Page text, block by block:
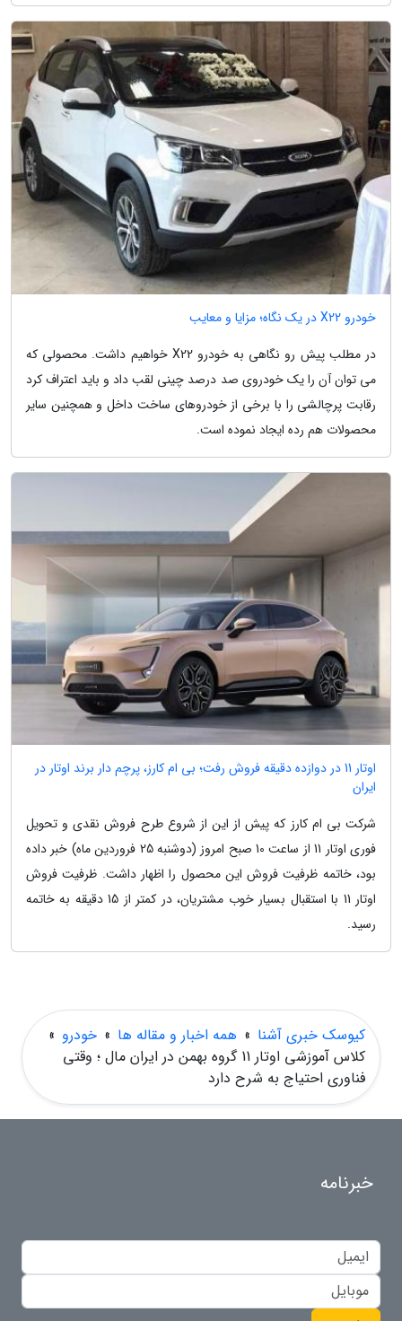
خودرو X22 در یک نگاه؛ مزایا و معایب
در مطلب پیش رو نگاهی به خودرو X22 خواهیم داشت. محصولی که
می توان آن را یک خودروی صد درصد چینی لقب داد و باید اعتراف کرد
رقابت پرچالشی را با برخی از خودروهای ساخت داخل و همچنین سایر
محصولات هم رده ایجاد نموده است.
اوتار 11 در دوازده دقیقه فروش رفت؛ بی ام کارز، پرچم دار برند اوتار در
ایران
شرکت بی ام کارز که پیش از این از شروع طرح فروش نقدی و تحویل
فوری اوتار 11 از ساعت 10 صبح امروز (دوشنبه 25 فروردین ماه) خبر داده
بود، خاتمه ظرفیت فروش این محصول را اظهار داشت. ظرفیت فروش
اوتار 11 با استقبال بسیار خوب مشتریان، در کمتر از 15 دقیقه به خاتمه
رسید.
کیوسک خبری آشنا » همه اخبار و مقاله ها » خودرو »
کلاس آموزشی اوتار 11 گروه بهمن در ایران مال ؛ وقتی
فناوری احتیاج به شرح دارد
خبرنامه